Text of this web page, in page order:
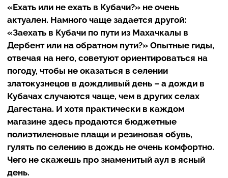
«Ехать или не ехать в Кубачи?» не очень
актуален. Намного чаще задается другой:
«Заехать в Кубачи по пути из Махачкалы в
Дербент или на обратном пути?» Опытные гиды,
отвечая на него, советуют ориентироваться на
погоду, чтобы не оказаться в селении
златокузнецов в дождливый день – а дожди в
Кубачах случаются чаще, чем в других селах
Дагестана. И хотя практически в каждом
магазине здесь продаются бюджетные
полиэтиленовые плащи и резиновая обувь,
гулять по селению в дождь не очень комфортно.
Чего не скажешь про знаменитый аул в ясный
день.